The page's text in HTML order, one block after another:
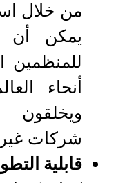
من خلال
يمكن أن
للمنظمين
أنحاء
شركات غير
قابلية